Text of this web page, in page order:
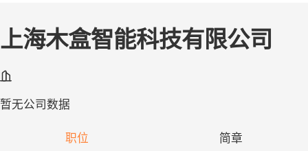
上海木盒智能科技有限公司
暂无公司数据
职位 简章